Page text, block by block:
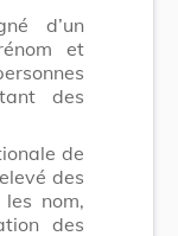
d’un
et
des
de
des
nom,
des